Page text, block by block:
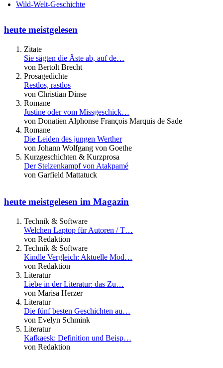
Wild-Welt-Geschichte
heute meistgelesen
Zitate
Sie sägten die Äste ab, auf de…
von Bertolt Brecht
Prosagedichte
Restlos, rastlos
von Christian Dinse
Romane
Justine oder vom Missgeschick…
von Donatien Alphonse François Marquis de Sade
Romane
Die Leiden des jungen Werther
von Johann Wolfgang von Goethe
Kurzgeschichten & Kurzprosa
Der Stelzenkampf von Atakpamé
von Garfield Mattatuck
heute meistgelesen im Magazin
Technik & Software
Welchen Laptop für Autoren / T…
von Redaktion
Technik & Software
Kindle Vergleich: Aktuelle Mod…
von Redaktion
Literatur
Liebe in der Literatur: das Zu…
von Marisa Herzer
Literatur
Die fünf besten Geschichten au…
von Evelyn Schmink
Literatur
Kafkaesk: Definition und Beisp…
von Redaktion